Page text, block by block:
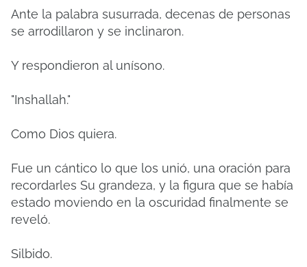
Ante la palabra susurrada, decenas de personas
se arrodillaron y se inclinaron.
Y respondieron al unísono.
"Inshallah."
Como Dios quiera.
Fue un cántico lo que los unió, una oración para
recordarles Su grandeza, y la figura que se había
estado moviendo en la oscuridad finalmente se
reveló.
Silbido.